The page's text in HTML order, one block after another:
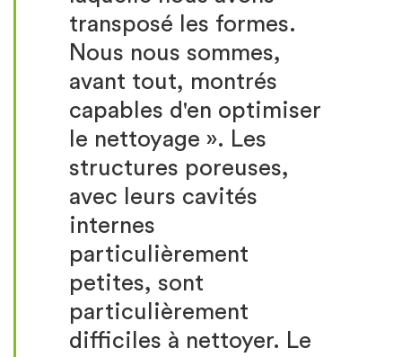
transposé les formes.
Nous nous sommes,
avant tout, montrés
capables d'en optimiser
le nettoyage ». Les
structures poreuses,
avec leurs cavités
internes
particulièrement
petites, sont
particulièrement
difficiles à nettoyer. Le